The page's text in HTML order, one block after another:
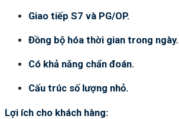
Giao tiếp S7 và PG/OP.
Đồng bộ hóa thời gian trong ngày.
Có khả năng chẩn đoán.
Cấu trúc số lượng nhỏ.
Lợi ích cho khách hàng: